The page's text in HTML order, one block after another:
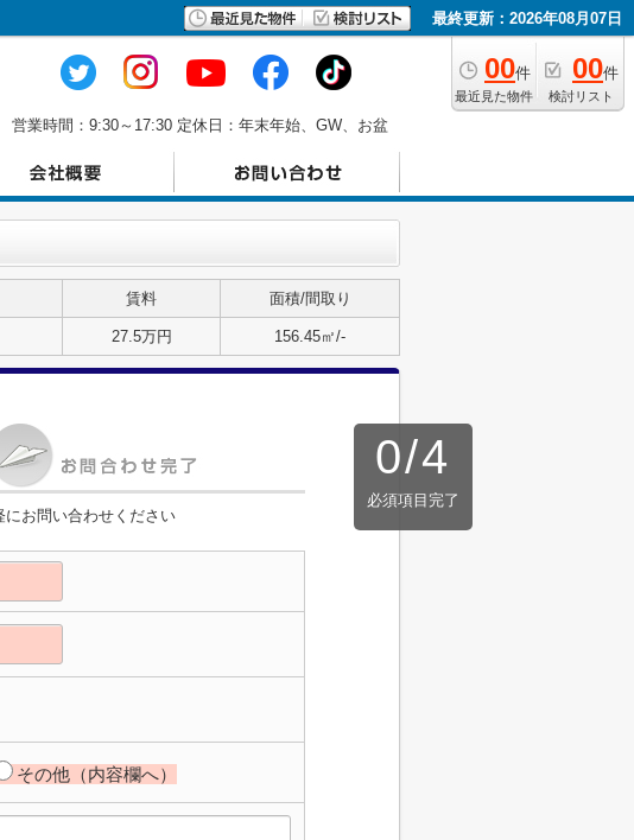
最終更新：2026年08月07日
00件
最近見た物件
00件
検討リスト
営業時間：9:30～17:30 定休日：年末年始、GW、お盆
賃料 面積/間取り
27.5万円 156.45㎡/-
0/4
必須項目完了
お問い合わせください
その他（内容欄へ）